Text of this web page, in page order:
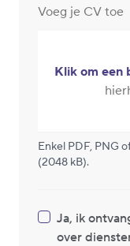
Voeg je CV toe
Klik om een
Enkel PDF, PNG
(2048 kB).
Ja, ik
over